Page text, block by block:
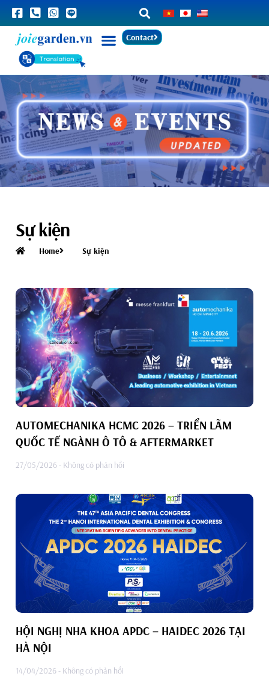
Contact
Sự kiện
Home Sự kiện
AUTOMECHANIKA HCMC 2026 – TRIỂN LÃM
QUỐC TẾ NGÀNH Ô TÔ & AFTERMARKET
27/05/2026 Không có phản hồi
HỘI NGHỊ NHA KHOA APDC – HAIDEC 2026 TẠI
HÀ NỘI
14/04/2026 Không có phản hồi